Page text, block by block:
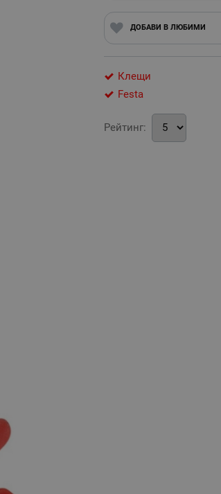
ДОБАВИ В ЛЮБИМИ
Клещи
Festa
Рейтинг: